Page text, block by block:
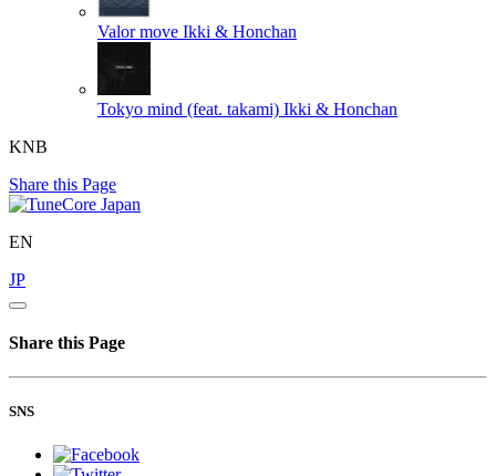
Valor move Ikki & Honchan
Tokyo mind (feat. takami) Ikki & Honchan
KNB
Share this Page
EN
JP
Share this Page
SNS